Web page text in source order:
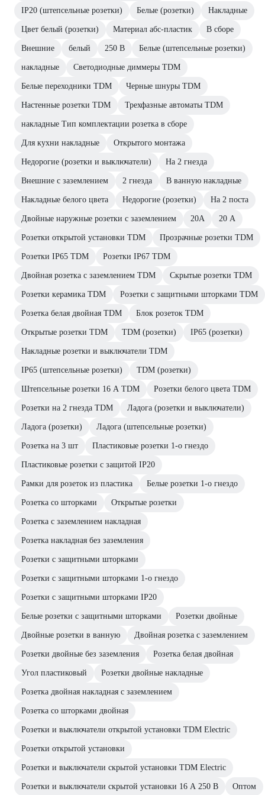
IP20 (штепсельные розетки) Белые (розетки) Накладные
Цвет белый (розетки) Материал абс-пластик В сборе
Внешние белый 250 В Белые (штепсельные розетки)
накладные Светодиодные диммеры TDM
Белые переходники TDM Черные шнуры TDM
Настенные розетки TDM Трехфазные автоматы TDM
накладные Тип комплектации розетка в сборе
Для кухни накладные Открытого монтажа
Недорогие (розетки и выключатели) На 2 гнезда
Внешние с заземлением 2 гнезда В ванную накладные
Накладные белого цвета Недорогие (розетки) На 2 поста
Двойные наружные розетки с заземлением 20А 20 А
Розетки открытой установки TDM Прозрачные розетки TDM
Розетки IP65 TDM Розетки IP67 TDM
Двойная розетка с заземлением TDM Скрытые розетки TDM
Розетки керамика TDM Розетки с защитными шторками TDM
Розетка белая двойная TDM Блок розеток TDM
Открытые розетки TDM TDM (розетки) IP65 (розетки)
Накладные розетки и выключатели TDM
IP65 (штепсельные розетки) TDM (розетки)
Штепсельные розетки 16 А TDM Розетки белого цвета TDM
Розетки на 2 гнезда TDM Ладога (розетки и выключатели)
Ладога (розетки) Ладога (штепсельные розетки)
Розетка на 3 шт Пластиковые розетки 1-о гнездо
Пластиковые розетки с защитой IP20
Рамки для розеток из пластика Белые розетки 1-о гнездо
Розетка со шторками Открытые розетки
Розетка с заземлением накладная
Розетка накладная без заземления
Розетки с защитными шторками
Розетки с защитными шторками 1-о гнездо
Розетки с защитными шторками IP20
Белые розетки с защитными шторками Розетки двойные
Двойные розетки в ванную Двойная розетка с заземлением
Розетки двойные без заземления Розетка белая двойная
Угол пластиковый Розетки двойные накладные
Розетка двойная накладная с заземлением
Розетка со шторками двойная
Розетки и выключатели открытой установки TDM Electric
Розетки открытой установки
Розетки и выключатели скрытой установки TDM Electric
Розетки и выключатели скрытой установки 16 А 250 В Оптом